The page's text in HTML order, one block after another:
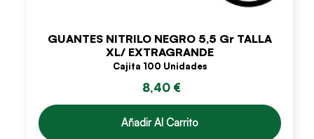
GUANTES NITRILO NEGRO 5,5 Gr TALLA
XL/ EXTRAGRANDE
Cajita 100 Unidades
8,40 €
Añadir Al Carrito